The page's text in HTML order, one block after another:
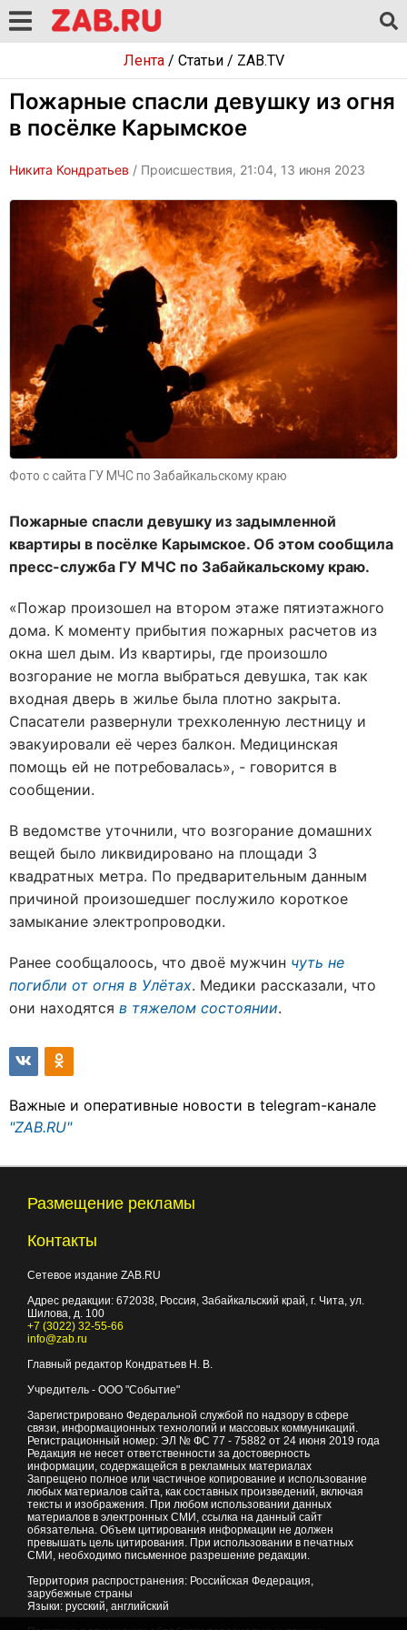
Лента/ Статьи/ ZAB.TV
Пожарные спасли девушку из огня
в посёлке Карымское
Никита Кондратьев / Происшествия, 21:04, 13 июня 2023
Фото с сайта ГУ МЧС по Забайкальскому краю
Пожарные спасли девушку из задымленной
квартиры в посёлке Карымское. Об этом сообщила
пресс-служба ГУ МЧС по Забайкальскому краю.
«Пожар произошел на втором этаже пятиэтажного
дома. К моменту прибытия пожарных расчетов из
окна шел дым. Из квартиры, где произошло
возгорание не могла выбраться девушка, так как
входная дверь в жилье была плотно закрыта.
Спасатели развернули трехколенную лестницу и
эвакуировали её через балкон. Медицинская
помощь ей не потребовалась», - говорится в
сообщении.
В ведомстве уточнили, что возгорание домашних
вещей было ликвидировано на площади 3
квадратных метра. По предварительным данным
причиной произошедшег послужило короткое
замыкание электропроводки.
Ранее сообщалоось, что двоё мужчин чуть не
погибли от огня в Улётах. Медики рассказали, что
они находятся в тяжелом состоянии.
Важные и оперативные новости в telegram-канале
"ZAB.RU"
Размещение рекламы
Контакты
Сетевое издание ZAB.RU
Адрес редакции: 672038 , Россия, Забайкальский край, г. Чита ул.
Шилова, д. 100
+7 (3022) 32-55-66
info@zab.ru
Главный редактор Кондратьев Н. В.
Учредитель - ООО "Событие"
Зарегистрировано Федеральной службой по надзору в сфере
связи, информационных технологий и массовых коммуникаций.
Регистрационный номер: ЭЛ № ФС 77 - 75882 от 24 июня 2019 года
Редакция не несет ответственности за достоверность
информации, содержащейся в рекламных материалах
Запрещено полное или частичное копирование и использование
любых материалов сайта, как составных произведений, включая
тексты и изображения. При любом использовании данных
материалов в электронных СМИ, ссылка на данный сайт
обязательна. Объем цитирования информации не должен
превышать цель цитирования. При использовании в печатных
СМИ, необходимо письменное разрешение редакции.
Территория распространения: Российская Федерация,
зарубежные страны
Языки: русский, английский